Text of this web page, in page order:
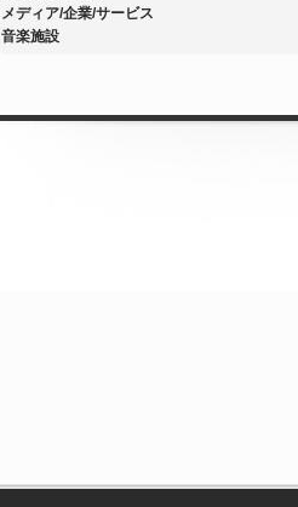
メディア/企業/サービス
音楽施設